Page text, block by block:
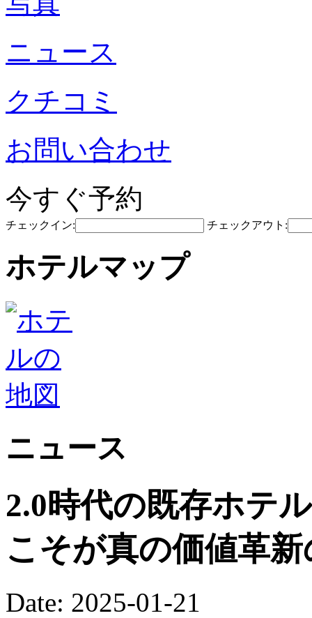
ニュース
クチコミ
お問い合わせ
今すぐ予約
チェックイン: チェックアウト:
ホテルマップ
ニュース
2.0時代の既存ホテ
こそが真の価値革
Date: 2025-01-21